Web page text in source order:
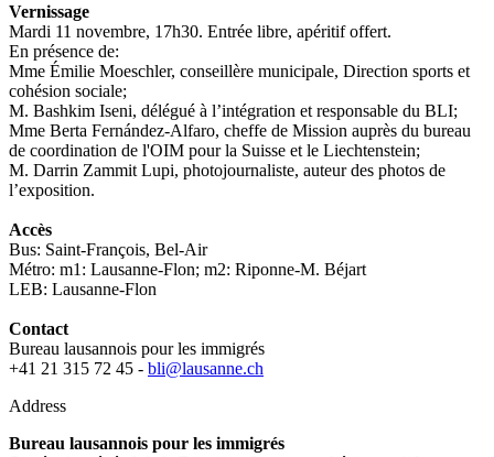
Vernissage
Mardi 11 novembre, 17h30. Entrée libre, apéritif offert.
En présence de:
Mme Émilie Moeschler, conseillère municipale, Direction sports et
cohésion sociale;
M. Bashkim Iseni, délégué à l’intégration et responsable du BLI;
Mme Berta Fernández-Alfaro, cheffe de Mission auprès du bureau
de coordination de l'OIM pour la Suisse et le Liechtenstein;
M. Darrin Zammit Lupi, photojournaliste, auteur des photos de
l’exposition.
Accès
Bus: Saint-François, Bel-Air
Métro: m1: Lausanne-Flon; m2: Riponne-M. Béjart
LEB: Lausanne-Flon
Contact
Bureau lausannois pour les immigrés
+41 21 315 72 45 - bli@lausanne.ch
Address
Bureau lausannois pour les immigrés